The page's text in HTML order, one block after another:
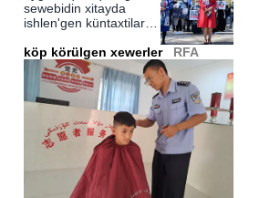
sewebidin xitayda
ishlen'gen küntaxtilarni
qildi
köp körülgen xewerler RFA